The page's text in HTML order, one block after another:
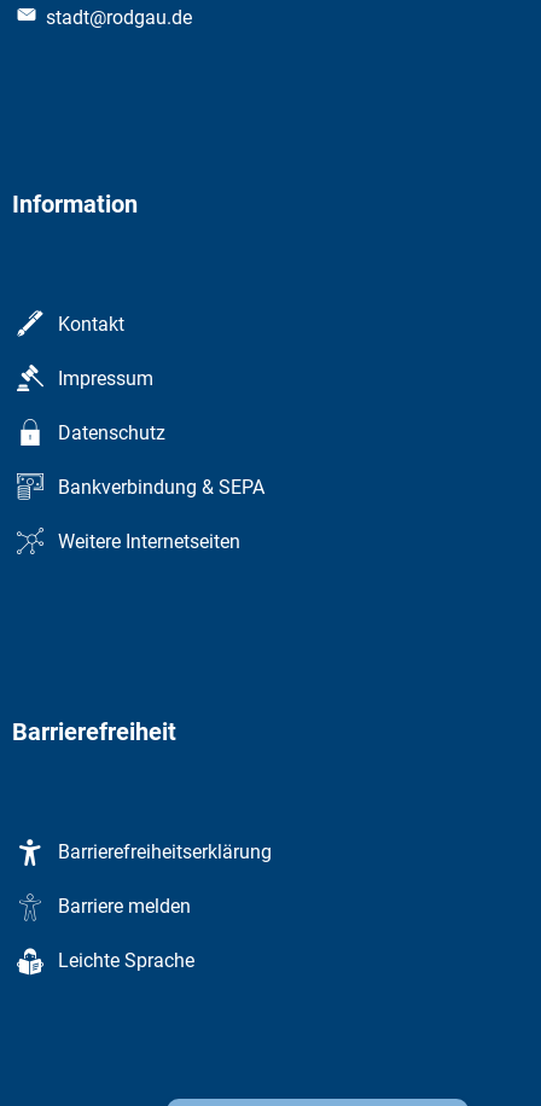
stadt@rodgau.de
Information
Kontakt
Impressum
Datenschutz
Bankverbindung & SEPA
Weitere Internetseiten
Barrierefreiheit
Barrierefreiheitserklärung
Barriere melden
Leichte Sprache